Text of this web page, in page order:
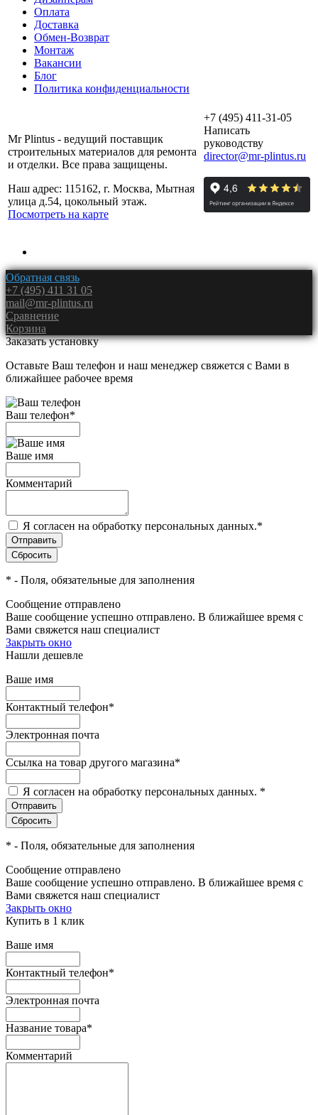
Оплата
Доставка
Обмен-Возврат
Монтаж
Вакансии
Блог
Политика конфиденциальности
Mr Plintus - ведущий поставщик
строительных материалов для ремонта
и отделки. Все права защищены.
Наш адрес: 115162, г. Москва, Мытная
улица д.54, цокольный этаж.
Посмотреть на карте
+7 (495) 411-31-05
Написать
руководству
director@mr-plintus.ru
Обратная связь
+7 (495) 411 31 05
mail@mr-plintus.ru
Сравнение
Корзина
Заказать установку
Оставьте Ваш телефон и наш менеджер свяжется с Вами в
ближайшее рабочее время
Ваш телефон*
Ваше имя
Комментарий
Я согласен на обработку персональных данных.*
* - Поля, обязательные для заполнения
Сообщение отправлено
Ваше сообщение успешно отправлено. В ближайшее время с
Вами свяжется наш специалист
Закрыть окно
Нашли дешевле
Ваше имя
Контактный телефон*
Электронная почта
Ссылка на товар другого магазина*
Я согласен на обработку персональных данных. *
* - Поля, обязательные для заполнения
Сообщение отправлено
Ваше сообщение успешно отправлено. В ближайшее время с
Вами свяжется наш специалист
Закрыть окно
Купить в 1 клик
Ваше имя
Контактный телефон*
Электронная почта
Название товара*
Комментарий